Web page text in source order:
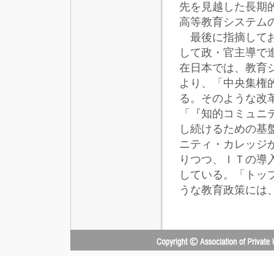
先を見越した長期
高等教育システム
最後に指摘して
して政・官主導で
在日本では、教育
より、「中央集権
る。そのような改
「『知的コミュ
し続けるための基
ニティ・カレッジ
りつつ、ＩＴの導
している。「トッ
うな教育政策には